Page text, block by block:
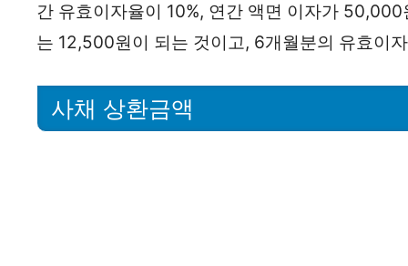
간 유효이자율이 10%, 연간 액면 이자가
는 12,500원이 되는 것이고, 6개월분의 유효이
사채 상환금액